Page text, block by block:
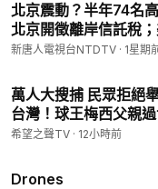
北京震動？半年74名
北京開徵離岸信託稅
上榜【中國禁聞】7月
新唐人電視台NTDTV · 1星期
萬人大搜捕 民眾拒絕
台灣！球王梅西父親過
希望之聲TV · 12小時前
Drones